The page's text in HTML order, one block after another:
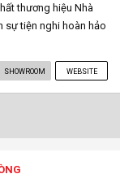
thương hiệu Nhà
sự tiện nghi hoàn hảo
SHOWROOM WEBSITE